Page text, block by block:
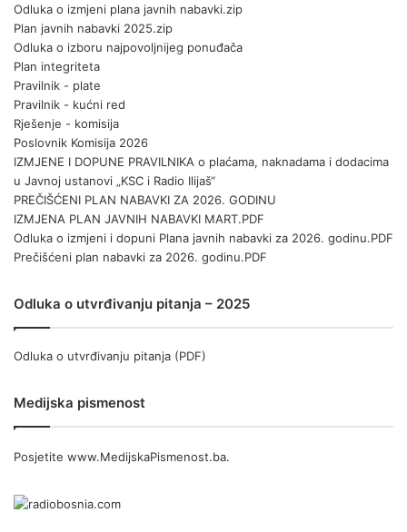
Odluka o izmjeni plana javnih nabavki.zip
Plan javnih nabavki 2025.zip
Odluka o izboru najpovoljnijeg ponuđača
Plan integriteta
Pravilnik - plate
Pravilnik - kućni red
Rješenje - komisija
Poslovnik Komisija 2026
IZMJENE I DOPUNE PRAVILNIKA o plaćama, naknadama i dodacima
u Javnoj ustanovi „KSC i Radio Ilijaš“
PREČIŠĆENI PLAN NABAVKI ZA 2026. GODINU
IZMJENA PLAN JAVNIH NABAVKI MART.PDF
Odluka o izmjeni i dopuni Plana javnih nabavki za 2026. godinu.PDF
Prečišćeni plan nabavki za 2026. godinu.PDF
Odluka o utvrđivanju pitanja – 2025
Odluka o utvrđivanju pitanja (PDF)
Medijska pismenost
Posjetite www.MedijskaPismenost.ba.